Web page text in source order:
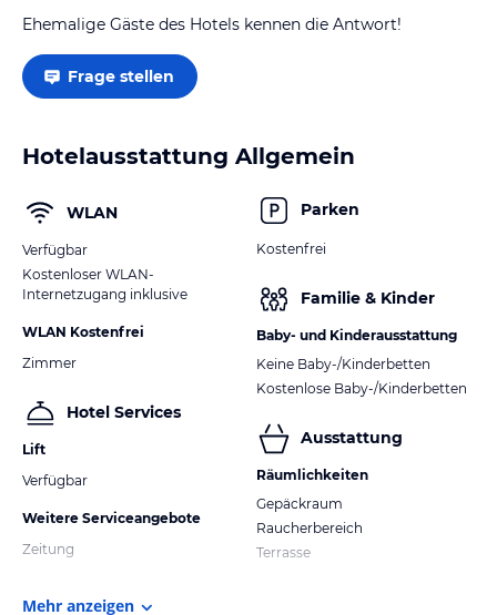
Ehemalige Gäste des Hotels kennen die Antwort!
Frage stellen
Hotelausstattung Allgemein
WLAN
Verfügbar
Kostenloser WLAN-
Internetzugang inklusive
WLAN Kostenfrei
Zimmer
Hotel Services
Lift
Verfügbar
Weitere Serviceangebote
Zeitung
Parken
Kostenfrei
Familie & Kinder
Baby- und Kinderausstattung
Keine Baby-/Kinderbetten
Kostenlose Baby-/Kinderbetten
Ausstattung
Räumlichkeiten
Gepäckraum
Raucherbereich
Terrasse
Mehr anzeigen